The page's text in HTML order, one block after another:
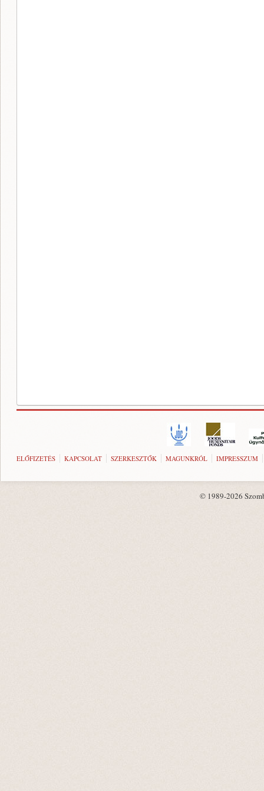
ELŐFIZETÉS KAPCSOLAT SZERKESZTŐK MAGUNKRÓL IMPRESSZUM
© 1989-2026